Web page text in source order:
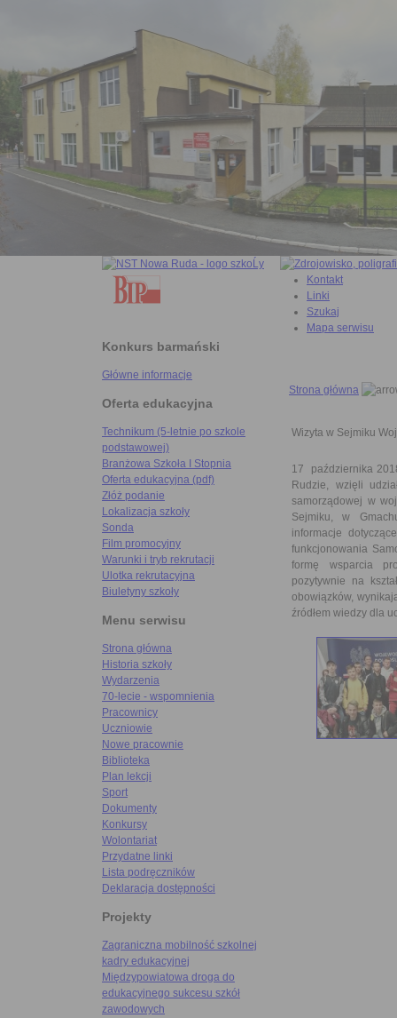
Konkurs barmański
Główne informacje
Oferta edukacyjna
Technikum (5-letnie po szkole
podstawowej)
Branżowa Szkoła I Stopnia
Oferta edukacyjna (pdf)
Złóż podanie
Lokalizacja szkoły
Sonda
Film promocyjny
Warunki i tryb rekrutacji
Ulotka rekrutacyjna
Biuletyny szkoły
Menu serwisu
Strona główna
Historia szkoły
Wydarzenia
70-lecie - wspomnienia
Pracownicy
Uczniowie
Nowe pracownie
Biblioteka
Plan lekcji
Sport
Dokumenty
Konkursy
Wolontariat
Przydatne linki
Lista podręczników
Deklaracja dostępności
Projekty
Zagraniczna mobilność szkolnej
kadry edukacyjnej
Międzypowiatowa droga do
edukacyjnego sukcesu szkół
zawodowych
Kontakt
Linki
Szukaj
Mapa serwisu
Strona główna
Wizyta w Sejmiku
17 października
Rudzie, wzięli
samorządowej w
Sejmiku, w
informacje
funkcjonowania
formę wsparcia
pozytywnie na
obowiązków,
źródłem wiedzy dla